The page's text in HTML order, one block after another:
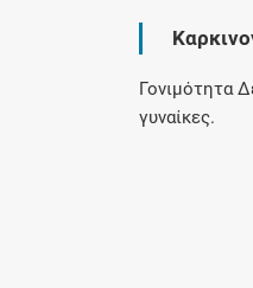
Γονιμότητα
γυναίκες.